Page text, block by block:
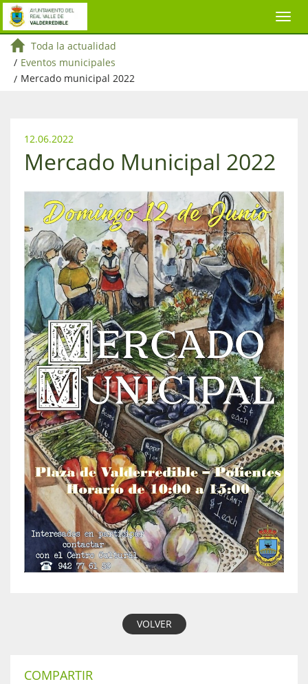
Toda la actualidad
/ Eventos municipales
/ Mercado municipal 2022
12.06.2022
Mercado Municipal 2022
VOLVER
COMPARTIR